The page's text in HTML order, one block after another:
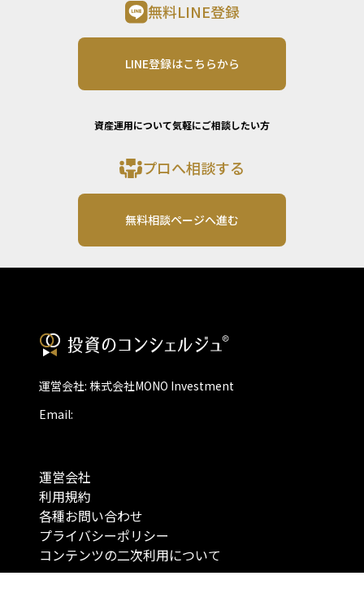
無料LINE登録
LINE登録はこちらから
資産運用について気軽にご相談したい方
プロへ相談する
無料相談ページへ進む
運営会社: 株式会社MONO Investment
Email:
運営会社
利用規約
各種お問い合わせ
プライバシーポリシー
コンテンツの二次利用について